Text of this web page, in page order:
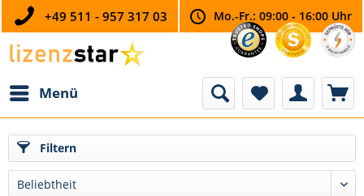
+49 511 - 957 317 03 Mo.-Fr.: 09:00 - 16:00 Uhr
Menü
Filtern